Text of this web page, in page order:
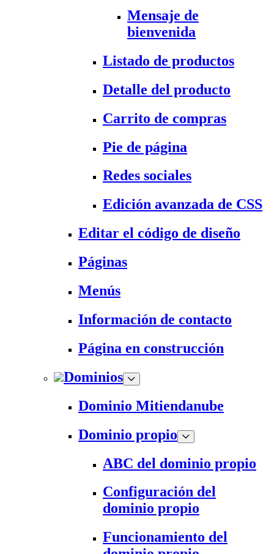
Mensaje de
bienvenida
Listado de productos
Detalle del producto
Carrito de compras
Pie de página
Redes sociales
Edición avanzada de CSS
Editar el código de diseño
Páginas
Menús
Información de contacto
Página en construcción
Dominios
Dominio Mitiendanube
Dominio propio
ABC del dominio propio
Configuración del
dominio propio
Funcionamiento del